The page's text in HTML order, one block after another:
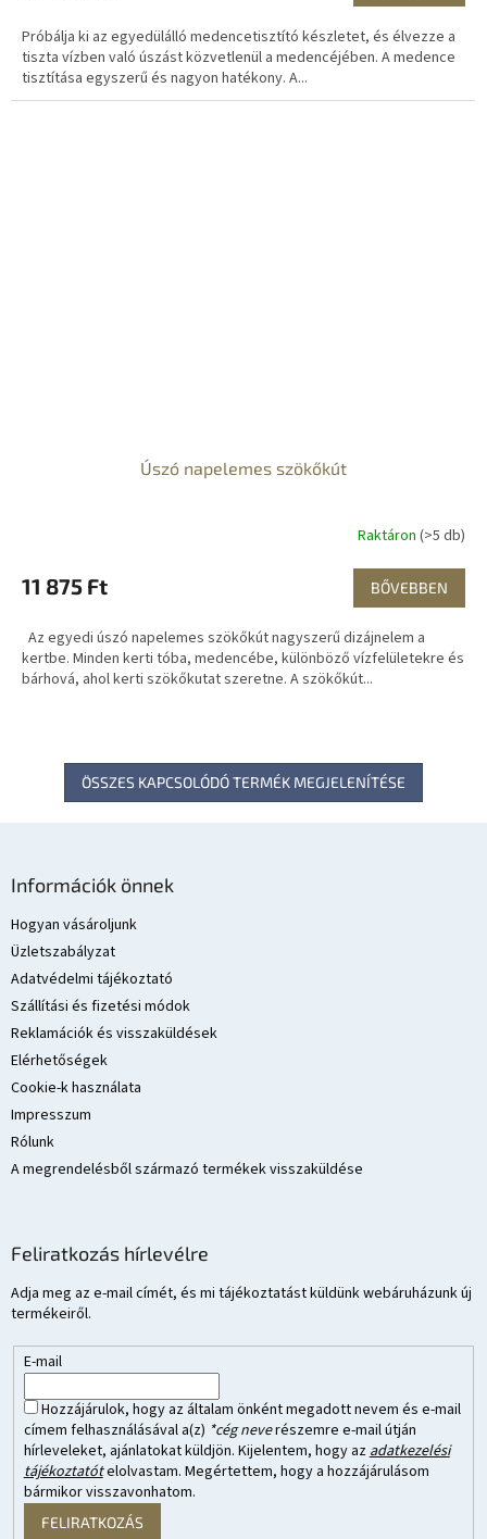
Próbálja ki az egyedülálló medencetisztító készletet, és élvezze a
tiszta vízben való úszást közvetlenül a medencéjében. A medence
tisztítása egyszerű és nagyon hatékony. A...
Úszó napelemes szökőkút
Raktáron (>5 db)
11 875 Ft BŐVEBBEN
Az egyedi úszó napelemes szökőkút nagyszerű dizájnelem a
kertbe. Minden kerti tóba, medencébe, különböző vízfelületekre és
bárhová, ahol kerti szökőkutat szeretne. A szökőkút...
ÖSSZES KAPCSOLÓDÓ TERMÉK MEGJELENÍTÉSE
Információk önnek
Hogyan vásároljunk
Üzletszabályzat
Adatvédelmi tájékoztató
Szállítási és fizetési módok
Reklamációk és visszaküldések
Elérhetőségek
Cookie-k használata
Impresszum
Rólunk
A megrendelésből származó termékek visszaküldése
Feliratkozás hírlevélre
Adja meg az e-mail címét, és mi tájékoztatást küldünk webáruházunk új
termékeiről.
E-mail
Hozzájárulok, hogy az általam önként megadott nevem és e-mail
címem felhasználásával a(z) *cég neverészemre e-mail útján
hírleveleket, ajánlatokat küldjön. Kijelentem, hogy az adatkezelési
tájékoztatótelolvastam. Megértettem, hogy a hozzájárulásom
bármikor visszavonhatom.
FELIRATKOZÁS